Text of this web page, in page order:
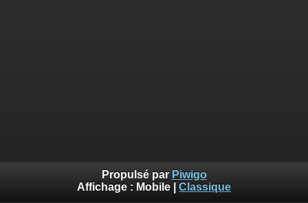
Propulsé par Piwigo
Affichage : Mobile Classique